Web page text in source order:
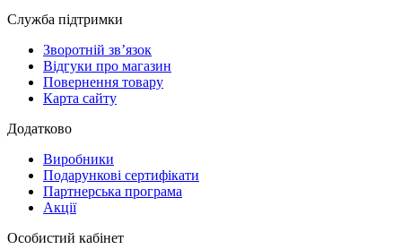
Служба підтримки
Зворотній зв’язок
Відгуки про магазин
Повернення товару
Карта сайту
Додатково
Виробники
Подарункові сертифікати
Партнерська програма
Акції
Особистий кабінет